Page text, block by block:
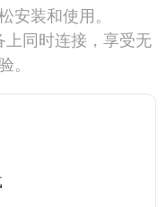
安装和使用。
同时连接，享受无
。